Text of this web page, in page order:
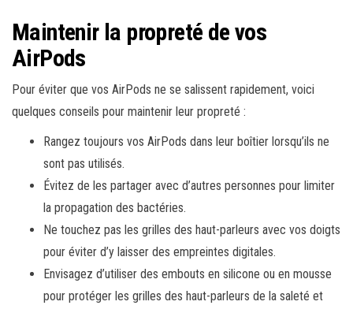
Maintenir la propreté de vos
AirPods
Pour éviter que vos AirPods ne se salissent rapidement, voici
quelques conseils pour maintenir leur propreté :
Rangez toujours vos AirPods dans leur boîtier lorsqu’ils ne
sont pas utilisés.
Évitez de les partager avec d’autres personnes pour limiter
la propagation des bactéries.
Ne touchez pas les grilles des haut-parleurs avec vos doigts
pour éviter d’y laisser des empreintes digitales.
Envisagez d’utiliser des embouts en silicone ou en mousse
pour protéger les grilles des haut-parleurs de la saleté et